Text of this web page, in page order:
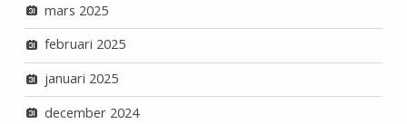
mars 2025
februari 2025
januari 2025
december 2024